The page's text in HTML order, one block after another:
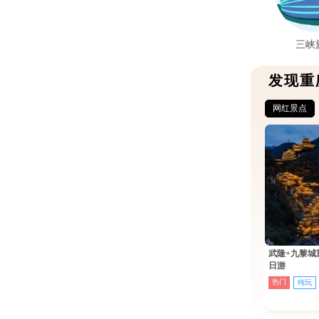
三峡
发现重
网红景点
武隆+九黎城
日游
热门 纯玩